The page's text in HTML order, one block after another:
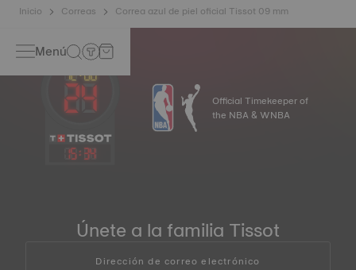
Inicio Correas Correa azul de piel oficial Tissot 09 mm
Menú
15: 35
Official Timekeeper of
the NBA & WNBA
Únete a la familia Tissot
Dirección de correo electrónico